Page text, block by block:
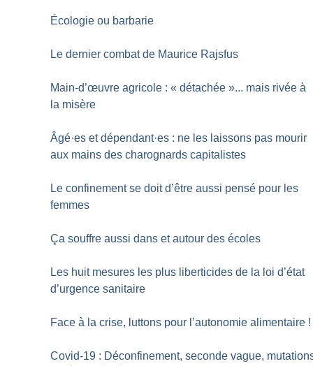
Écologie ou barbarie
Le dernier combat de Maurice Rajsfus
Main-d’œuvre agricole : « détachée »... mais rivée à
la misère
Âgé·es et dépendant·es : ne les laissons pas mourir
aux mains des charognards capitalistes
Le confinement se doit d’être aussi pensé pour les
femmes
Ça souffre aussi dans et autour des écoles
Les huit mesures les plus liberticides de la loi d’état
d’urgence sanitaire
Face à la crise, luttons pour l’autonomie alimentaire !
Covid-19 : Déconfinement, seconde vague,